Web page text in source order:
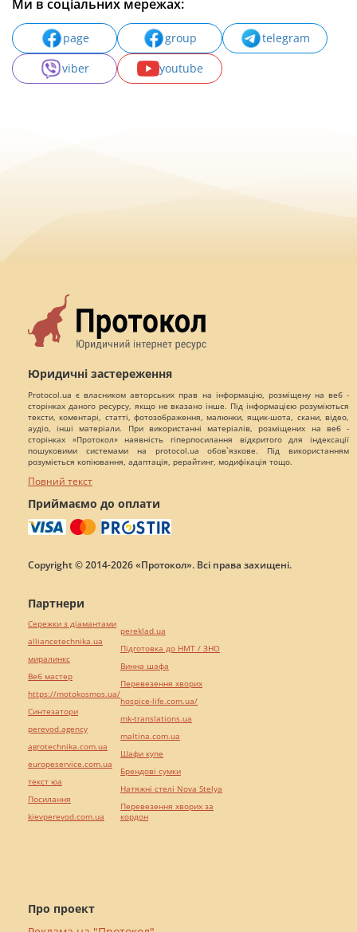
Ми в соціальних мережах:
page group
telegram
viber
youtube
Юридичні застереження
Protocol.ua є власником авторських прав на інформацію, розміщену на веб -
сторінках даного ресурсу, якщо не вказано інше. Під інформацією розуміються
тексти, коментарі, статті, фотозображення, малюнки, ящик-шота, скани, відео,
аудіо, інші матеріали. При використанні матеріалів, розміщених на веб -
сторінках «Протокол» наявність гіперпосилання відкритого для індексації
пошуковими системами на protocol.ua обов`язкове. Під використанням
розуміється копіювання, адаптація, рерайтинг, модифікація тощо.
Повний текст
Приймаємо до оплати
Copyright © 2014-2026 «Протокол». Всі права захищені.
Про проект
Партнери
Сережки з діамантами
alliancetechnika.ua
миралинкс
Веб мастер
https://motokosmos.ua/
Синтезатори
perevod.agency
agrotechnika.com.ua
europeservice.com.ua
текст юа
Посилання
kievperevod.com.ua
pereklad.ua
Підготовка до НМТ / ЗНО
Винна шафа
Перевезення хворих
hospice-life.com.ua/
mk-translations.ua
maltina.com.ua
Шафи купе
Брендові сумки
Натяжні стелі Nova Stelya
Перевезення хворих за
кордон